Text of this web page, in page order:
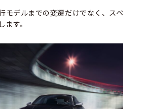
モデルまでの変遷だけでなく、スペ
す。